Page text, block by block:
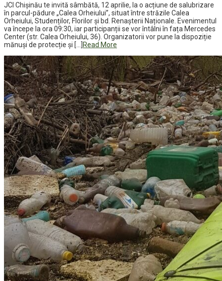
JCI Chișinău te invită sâmbătă, 12 aprilie, la o acțiune de salubrizare
în parcul-pădure „Calea Orheiului”, situat între străzile Calea
Orheiului, Studenților, Florilor și bd. Renașterii Naționale. Evenimentul
va începe la ora 09:30, iar participanții se vor întâlni în fața Mercedes
Center (str. Calea Orheiului, 36). Organizatorii vor pune la dispoziție
mănuși de protecție și […]
Read More